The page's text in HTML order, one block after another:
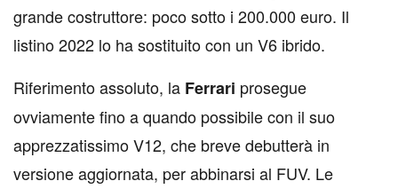
grande costruttore: poco sotto i 200.000 euro. Il
listino 2022 lo ha sostituito con un V6 ibrido.
Riferimento assoluto, la Ferrari prosegue
ovviamente fino a quando possibile con il suo
apprezzatissimo V12, che breve debutterà in
versione aggiornata, per abbinarsi al FUV. Le